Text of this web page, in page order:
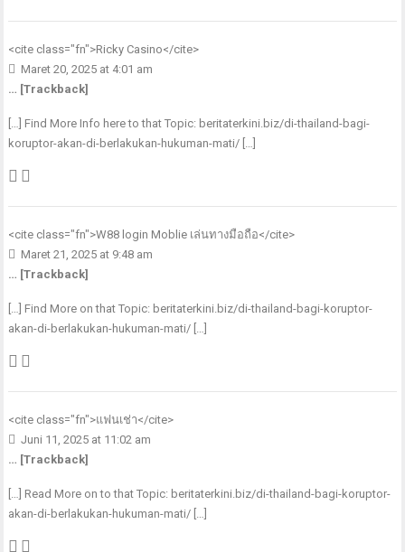
<cite class="fn">Ricky Casino</cite>
Maret 20, 2025 at 4:01 am
… [Trackback]
[…] Find More Info here to that Topic: beritaterkini.biz/di-thailand-bagi-
koruptor-akan-di-berlakukan-hukuman-mati/ […]
<cite class="fn">W88 login Moblie เล่นทางมือถือ</cite>
Maret 21, 2025 at 9:48 am
… [Trackback]
[…] Find More on that Topic: beritaterkini.biz/di-thailand-bagi-koruptor-
akan-di-berlakukan-hukuman-mati/ […]
<cite class="fn">แฟนเช่า</cite>
Juni 11, 2025 at 11:02 am
… [Trackback]
[…] Read More on to that Topic: beritaterkini.biz/di-thailand-bagi-koruptor-
akan-di-berlakukan-hukuman-mati/ […]